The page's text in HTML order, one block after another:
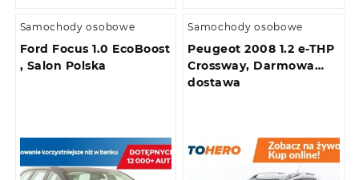
Samochody osobowe
Ford Focus 1.0 EcoBoost
, Salon Polska
Samochody osobowe
Peugeot 2008 1.2 e-THP
Crossway, Darmowa
dostawa